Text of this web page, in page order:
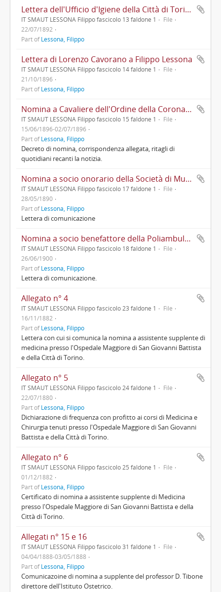
Lettera dell'Ufficio d'Igiene della Città di Torino a Filippo Lessona
IT SMAUT LESSONA Filippo fascicolo 13 faldone 1
File
22/07/1892
Part ofLessona, Filippo
Lettera di Lorenzo Cavorano a Filippo Lessona
IT SMAUT LESSONA Filippo fascicolo 14 faldone 1
File
21/10/1896
Part ofLessona, Filippo
Nomina a Cavaliere dell'Ordine della Corona d'Italia
IT SMAUT LESSONA Filippo fascicolo 15 faldone 1
File
15/06/1896-02/07/1896
Part ofLessona, Filippo
Decreto di nomina, corrispondenza allegata, ritagli di
quotidiani recanti la notizia.
Nomina a socio onorario della Società di Mutuo Soccorso e Miglioramento per i Vetturini di Torino
IT SMAUT LESSONA Filippo fascicolo 17 faldone 1
File
28/05/1890
Part ofLessona, Filippo
Lettera di comunicazione
Nomina a socio benefattore della Poliambulanza Generale Medico - Chirurgica di Torino
IT SMAUT LESSONA Filippo fascicolo 18 faldone 1
File
26/06/1900
Part ofLessona, Filippo
Lettera di comunicazione.
Allegato n° 4
IT SMAUT LESSONA Filippo fascicolo 23 faldone 1
File
16/11/1882
Part ofLessona, Filippo
Lettera con cui si comunica la nomina a assistente supplente di
medicina presso l'Ospedale Maggiore di San Giovanni Battista
e della Città di Torino.
Allegato n° 5
IT SMAUT LESSONA Filippo fascicolo 24 faldone 1
File
22/07/1880
Part ofLessona, Filippo
Dichiarazione di frequenza con profitto ai corsi di Medicina e
Chirurgia tenuti presso l'Ospedale Maggiore di San Giovanni
Battista e della Città di Torino.
Allegato n° 6
IT SMAUT LESSONA Filippo fascicolo 25 faldone 1
File
01/12/1882
Part ofLessona, Filippo
Certificato di nomina a assistente supplente di Medicina
presso l'Ospedale Maggiore di San Giovanni Battista e della
Città di Torino.
Allegati n° 15 e 16
IT SMAUT LESSONA Filippo fascicolo 31 faldone 1
File
04/04/1888-03/05/1888
Part ofLessona, Filippo
Comunicazoine di nomina a supplente del professor D. Tibone
direttore dell'Istituto Ostetrico.